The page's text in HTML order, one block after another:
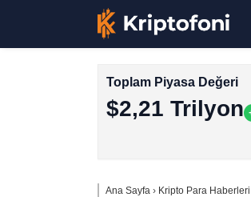
Toplam Piyasa Değeri
$2,21 Trilyon
Ana Sayfa › Kripto Para Haberleri